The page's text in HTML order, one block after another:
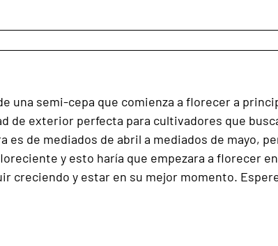
una semi-cepa que comienza a florecer a
de exterior perfecta para cultivadores que
de mediados de abril a mediados de mayo,
y esto haría que empezara a florecer
creciendo y estar en su mejor momento.